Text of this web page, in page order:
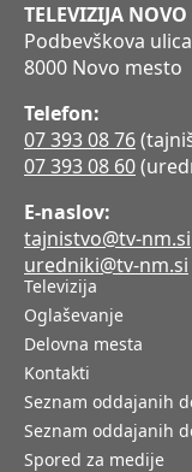
TELEVIZIJA
Podbevškova
8000 Novo mesto
Telefon:
07 393 08 76
07 393 08 60
E-naslov:
tajnistvo@tv-nm.si
uredniki@tv-nm.si
Televizija
Oglaševanje
Delovna mesta
Kontakti
Seznam oddajanih
Seznam oddajanih
Spored za medije